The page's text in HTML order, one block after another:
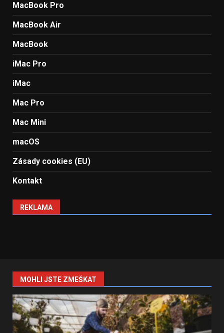
MacBook Pro
MacBook Air
MacBook
iMac Pro
iMac
Mac Pro
Mac Mini
macOS
Zásady cookies (EU)
Kontakt
REKLAMA
MOHLI JSTE ZMEŠKAT